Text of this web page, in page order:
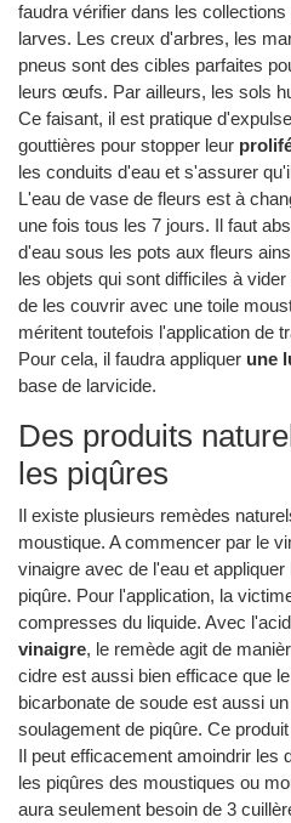
faudra vérifier dans les
larves. Les creux d'arbres, les
pneus sont des cibles parfaites
leurs œufs. Par ailleurs, les sols
Ce faisant, il est pratique
gouttières pour stopper leur
les conduits d'eau et s'assurer
L'eau de vase de fleurs est à
une fois tous les 7 jours. Il faut
d'eau sous les pots aux fleurs
les objets qui sont difficiles à
de les couvrir avec une toile
méritent toutefois l'application de
Pour cela, il faudra appliquer une
base de larvicide.
Des produits
les piqûres
Il existe plusieurs remèdes
moustique. A commencer par le
vinaigre avec de l'eau et
piqûre. Pour l'application, la
compresses du liquide. Avec
vinaigre, le remède agit de
cidre est aussi bien efficace que
bicarbonate de soude est aussi
soulagement de piqûre. Ce
Il peut efficacement amoindrir les
les piqûres des moustiques ou
aura seulement besoin de 3